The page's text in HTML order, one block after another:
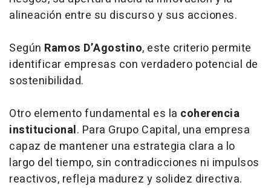
alineación entre su discurso y sus acciones.
Según Ramos D’Agostino, este criterio permite
identificar empresas con verdadero potencial de
sostenibilidad.
Otro elemento fundamental es la coherencia
institucional. Para Grupo Capital, una empresa
capaz de mantener una estrategia clara a lo
largo del tiempo, sin contradicciones ni impulsos
reactivos, refleja madurez y solidez directiva.